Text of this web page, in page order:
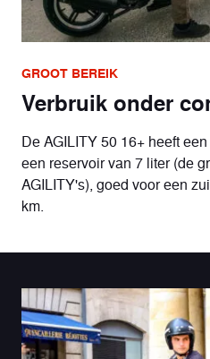
GROOT BEREIK
Verbruik onder
De AGILITY 50 16+ heeft
een reservoir van 7 liter (de
AGILITY's), goed voor een
km.